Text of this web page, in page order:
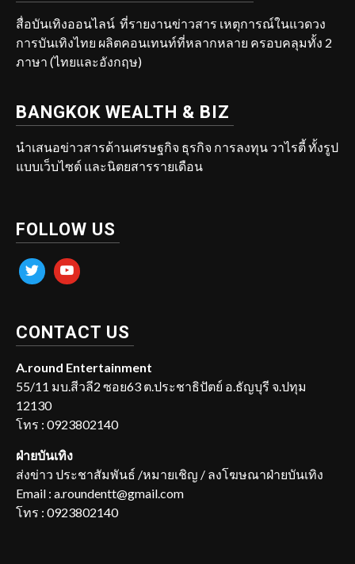
สื่อบันเทิงออนไลน์ ที่รายงานข่าวสาร เหตุการณ์ในแวดวง
การบันเทิงไทย ผลิตคอนเทนท์ที่หลากหลาย ครอบคลุมทั้ง 2
ภาษา (ไทยและอังกฤษ)
BANGKOK WEALTH & BIZ
นำเสนอข่าวสารด้านเศรษฐกิจ ธุรกิจ การลงทุน วาไรตี้ ทั้งรูป
แบบเว็บไซต์ และนิตยสารรายเดือน
FOLLOW US
twitter youtube
CONTACT US
A.round Entertainment
55/11 มบ.สีวลี2 ซอย63 ต.ประชาธิปัตย์ อ.ธัญบุรี จ.ปทุม
12130
โทร : 0923802140
ฝ่ายบันเทิง
ส่งข่าว ประชาสัมพันธ์ /หมายเชิญ / ลงโฆษณาฝ่ายบันเทิง
Email : a.roundentt@gmail.com
โทร : 0923802140